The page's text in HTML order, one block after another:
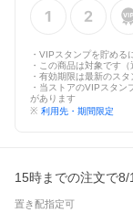
・VIPスタンプを貯める
・この商品は対象です
・有効期限は最新のス
・当ストアのVIPスタン
があります
※ 利用先・期間限定
15時までの注文で
置き配指定可